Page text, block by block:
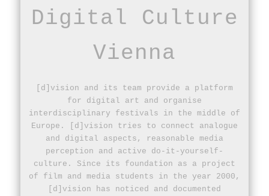
Digital Culture
Vienna
[d]vision and its team provide a platform
for digital art and organise
interdisciplinary festivals in the middle of
Europe. [d]vision tries to connect analogue
and digital aspects, reasonable media
perception and active do-it-yourself-
culture. Since its foundation as a project
of film and media students in the year 2000,
[d]vision has noticed and documented